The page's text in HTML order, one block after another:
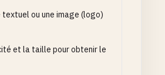
ou une image (logo)
et la taille pour obtenir le